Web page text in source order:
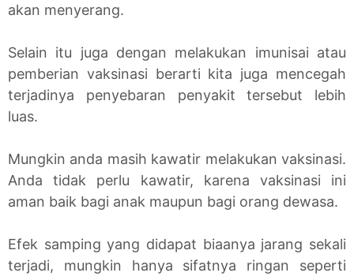
akan menyerang.
Selain itu juga dengan melakukan imunisai atau
pemberian vaksinasi berarti kita juga mencegah
terjadinya penyebaran penyakit tersebut lebih
luas.
Mungkin anda masih kawatir melakukan vaksinasi.
Anda tidak perlu kawatir, karena vaksinasi ini
aman baik bagi anak maupun bagi orang dewasa.
Efek samping yang didapat biaanya jarang sekali
terjadi, mungkin hanya sifatnya ringan seperti